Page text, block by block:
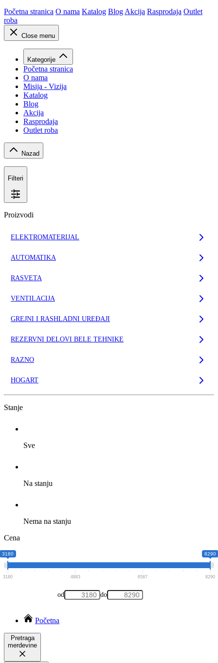
Početna stranica O nama Katalog Blog Akcija Rasprodaja Outlet
roba
Close menu
Kategorije
Početna stranica
O nama
Misija - Vizija
Katalog
Blog
Akcija
Rasprodaja
Outlet roba
Nazad
Filteri
Proizvodi
ELEKTROMATERIJAL
AUTOMATIKA
RASVETA
VENTILACIJA
GREJNI I RASHLADNI UREĐAJI
REZERVNI DELOVI BELE TEHNIKE
RAZNO
HOGART
Stanje
Sve
Na stanju
Nema na stanju
Cena
3180 8290
3180 4883 6587 8290
od do
Početna
Pretraga
merdevine